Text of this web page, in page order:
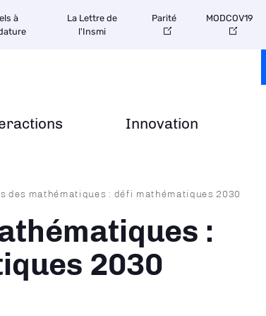
Innovation
à
La Lettre de
l'Insmi
Parité MODCOV19
des mathématiques : défi mathématiques 2030
:
2030